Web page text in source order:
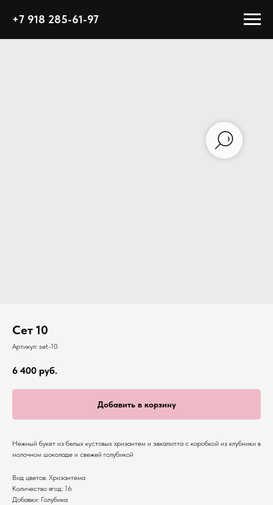
+7 918 285-61-97
Сет 10
Артикул: set-10
6 400 руб.
Добавить в корзину
Нежный букет из белых кустовых хризантем и эвкалипта с коробкой из клубники в
молочном шоколаде и свежей голубикой
Вид цветов: Хризантема
Количество ягод: 16
Добавки: Голубика